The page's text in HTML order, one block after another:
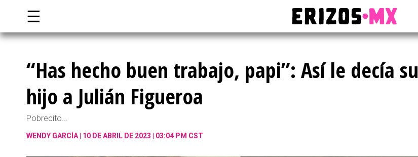
☰
“Has hecho buen trabajo, papi”: Así le decía su
hijo a Julián Figueroa
Pobrecito...
WENDY GARCÍA 10 DE ABRIL DE 2023 | 03:04 PM CST